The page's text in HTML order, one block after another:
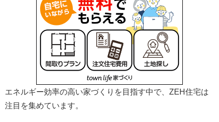
エネルギー効率の高い家づくりを目指す中で、ZEH住宅は
注目を集めています。